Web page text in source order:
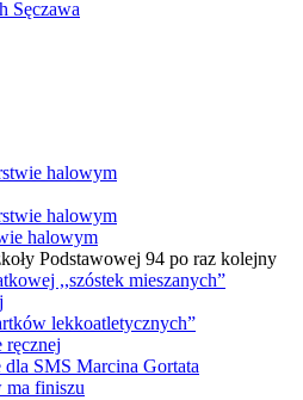
Sęczawa
halowym
Podstawowej 94 po raz kolejny
,,szóstek mieszanych”
lekkoatletycznych”
ręcznej
SMS Marcina Gortata
ma finiszu